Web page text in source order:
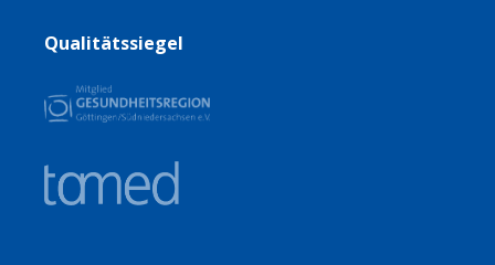
Qualitätssiegel